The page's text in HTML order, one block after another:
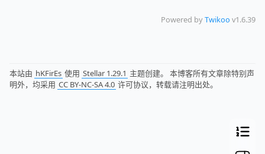
Powered byTwikoo v1.6.39
本站由 hKFirEs 使用 Stellar 1.29.1 主题创建。 本博客所有文章除特别声
明外，均采用 CC BY-NC-SA 4.0 许可协议，转载请注明出处。